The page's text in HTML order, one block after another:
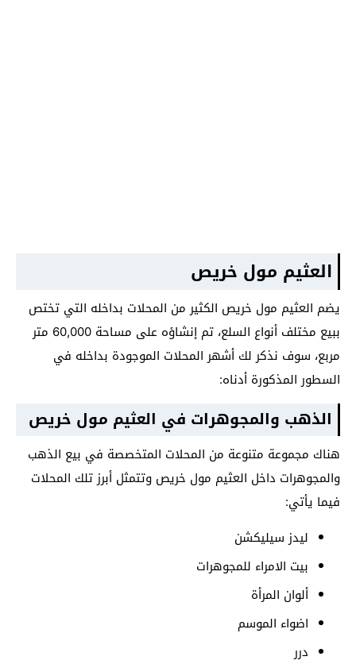
العثيم مول خريص
يضم العثيم مول خريص الكثير من المحلات بداخله التي تختص
ببيع مختلف أنواع السلع، تم إنشاؤه على مساحة 60,000 متر
مربع، سوف نذكر لك أشهر المحلات الموجودة بداخله في
السطور المذكورة أدناه:
الذهب والمجوهرات في العثيم مول خريص
هناك مجموعة متنوعة من المحلات المتخصصة في بيع الذهب
والمجوهرات داخل العثيم مول خريص وتتمثل أبرز تلك المحلات
فيما يأتي:
ليدز سيليكشن
بيت الامراء للمجوهرات
ألوان المرأة
اضواء الموسم
درر